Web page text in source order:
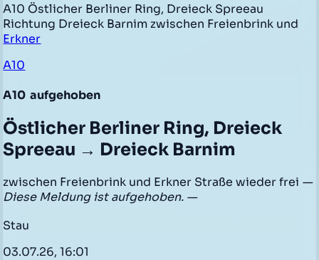
A10 Östlicher Berliner Ring, Dreieck Spreeau
Richtung Dreieck Barnim zwischen Freienbrink und
Erkner
A10
A10 aufgehoben
Östlicher Berliner Ring, Dreieck
Spreeau → Dreieck Barnim
zwischen Freienbrink und Erkner Straße wieder frei —
Diese Meldung ist aufgehoben. —
Stau
03.07.26, 16:01